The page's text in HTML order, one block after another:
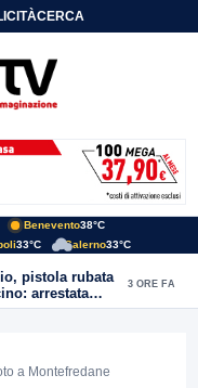
CERCA
Benevento38°C
33°C Salerno33°C
pistola rubata
arrestata
3 ORE FA
a Montefredane